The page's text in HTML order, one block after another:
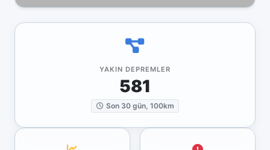
YAKIN DEPREMLER
581
Son 30 gün, 100km